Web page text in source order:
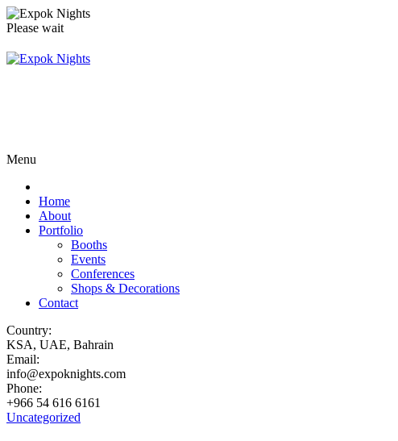
Please wait
Menu
Home
About
Portfolio
Booths
Events
Conferences
Shops & Decorations
Contact
Country:
KSA, UAE, Bahrain
Email:
info@expoknights.com
Phone:
+966 54 616 6161
Uncategorized